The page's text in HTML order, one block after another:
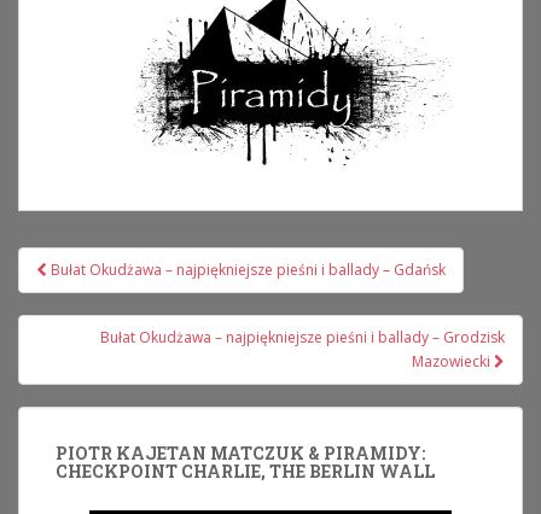
Nawigacja
wpisu
Bułat Okudżawa – najpiękniejsze pieśni i ballady – Gdańsk
Bułat Okudżawa – najpiękniejsze pieśni i ballady – Grodzisk
Mazowiecki
PIOTR KAJETAN MATCZUK & PIRAMIDY:
CHECKPOINT CHARLIE, THE BERLIN WALL